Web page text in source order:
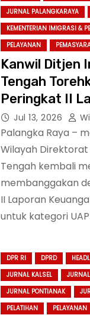
JURNAL PALANGKARAYA
KEMENTERIAN IMIGRASI &
PELAYANAN
Kanwil Ditjen
Tengah
Peringkat II
Tahun
Jul 13, 2026
Palangka Raya –
Wilayah
Tengah kembali
membanggakan
II Laporan
untuk kategori
DPR RI DPRD
JURNAL KALSEL
JURNAL PONTIANAK
PELATIHAN
PELAYANAN